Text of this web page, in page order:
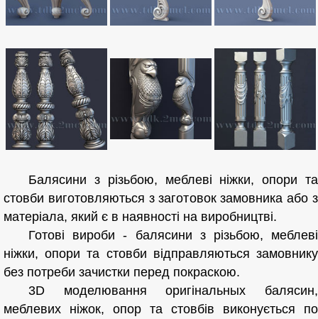
Балясини з різьбою, меблеві ніжки, опори та
стовби виготовляються з заготовок замовника або з
матеріала, який є в наявності на виробництві.
Готові вироби - балясини з різьбою, меблеві
ніжки, опори та стовби відправляються замовнику
без потреби зачистки перед покраскою.
3D моделювання оригінальных балясин,
меблевих ніжок, опор та стовбів виконується по